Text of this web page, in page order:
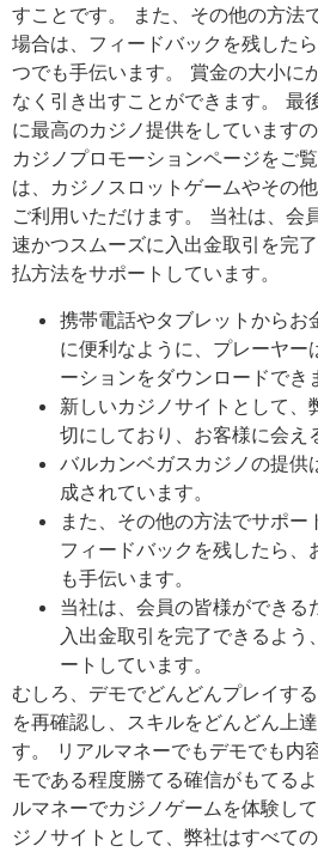
すことです。 また、その他の方法
場合は、フィードバックを残した
つでも手伝います。 賞金の大小に
なく引き出すことができます。 最
に最高のカジノ提供をしています
カジノプロモーションページをご
は、カジノスロットゲームやその
ご利用いただけます。 当社は、会
速かつスムーズに入出金取引を完
払方法をサポートしています。
携帯電話やタブレットからお
に便利なように、プレーヤ
ーションをダウンロードでき
新しいカジノサイトとして、
切にしており、お客様に会え
バルカンベガスカジノの提供
成されています。
また、その他の方法でサポー
フィードバックを残したら、
も手伝います。
当社は、会員の皆様ができる
入出金取引を完了できるよ
ートしています。
むしろ、デモでどんどんプレイす
を再確認し、スキルをどんどん上
す。 リアルマネーでもデモでも内
モである程度勝てる確信がもてる
ルマネーでカジノゲームを体験し
ジノサイトとして、弊社はすべて